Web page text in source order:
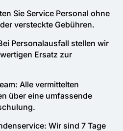
Sie Service Personal ohne
versteckte Gebühren.
Personalausfall stellen wir
Ersatz zur
Alle vermittelten
über eine umfassende
Wir sind 7 Tage